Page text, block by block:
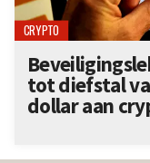
CRYPTO
tot diefstal
dollar aan